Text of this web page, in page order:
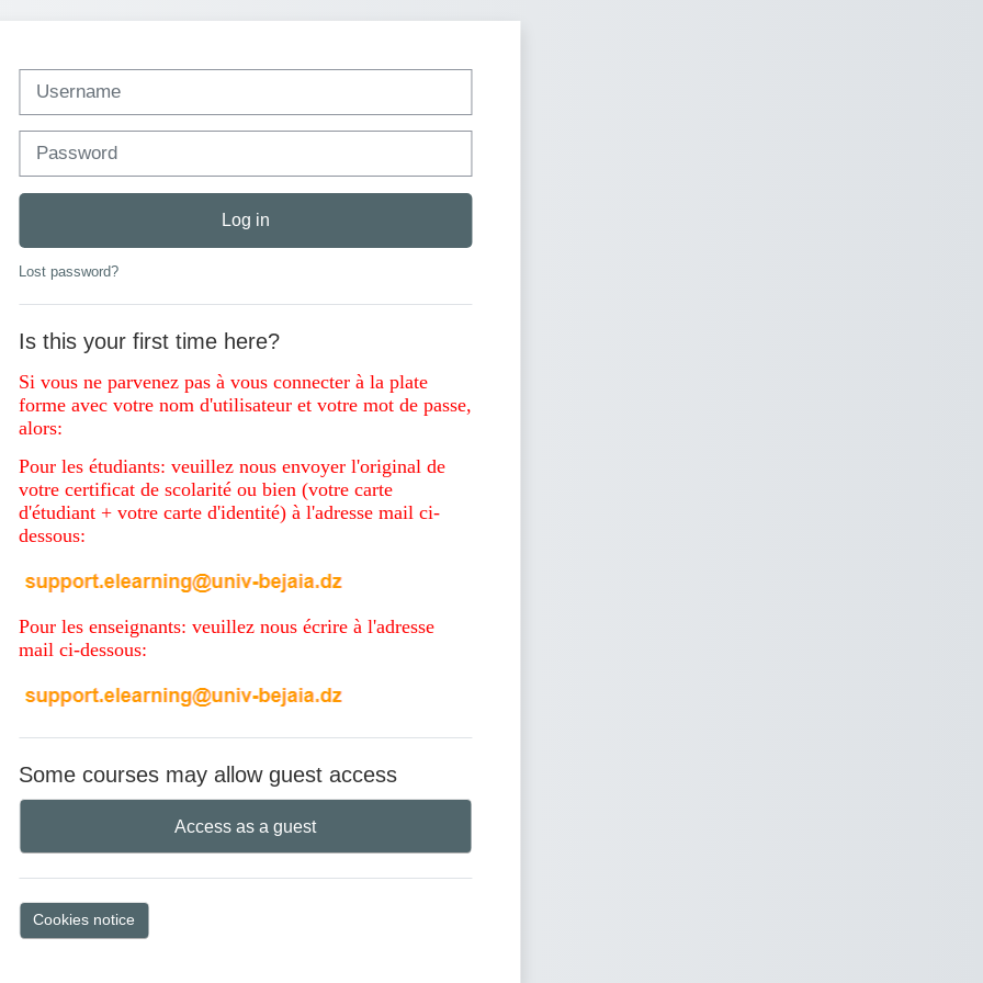
Log in
Lost password?
Is this your first time here?
Si vous ne parvenez pas à vous connecter à la plate
forme avec votre nom d'utilisateur et votre mot de passe,
alors:
Pour les étudiants: veuillez nous envoyer l'original de
votre certificat de scolarité ou bien (votre carte
d'étudiant + votre carte d'identité) à l'adresse mail ci-
dessous:
Pour les enseignants: veuillez nous écrire à l'adresse
mail ci-dessous:
Some courses may allow guest access
Access as a guest
Cookies notice